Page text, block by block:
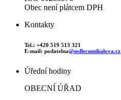
Obec není plátcem DPH
Kontakty
Tel.: +420 519 513 321
E-mail: podatelna@sedlecumikulova.cz
Úřední hodiny
OBECNÍ ÚŘAD